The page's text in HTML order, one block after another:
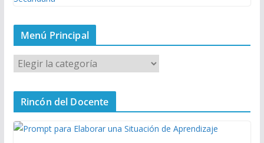
Menú Principal
M
e
n
P
Rincón del Docente